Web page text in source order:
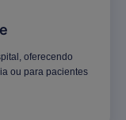
oferecendo
ou para pacientes